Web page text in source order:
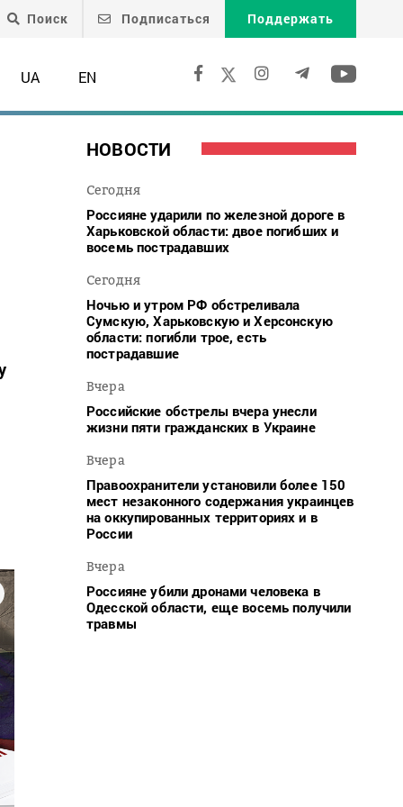
Поиск Подписаться Поддержать
UA EN
НОВОСТИ
Сегодня
Россияне ударили по железной дороге в
Харьковской области: двое погибших и
восемь пострадавших
Сегодня
Ночью и утром РФ обстреливала
Сумскую, Харьковскую и Херсонскую
области: погибли трое, есть
пострадавшие
Вчера
Российские обстрелы вчера унесли
жизни пяти гражданских в Украине
Вчера
Правоохранители установили более 150
мест незаконного содержания украинцев
на оккупированных территориях и в
России
Вчера
Россияне убили дронами человека в
Одесской области, еще восемь получили
травмы